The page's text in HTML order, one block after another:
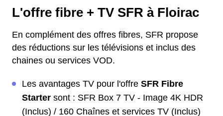
L'offre fibre + TV SFR à Floirac
En complément des offres fibres, SFR propose
des réductions sur les télévisions et inclus des
chaines ou services VOD.
Les avantages TV pour l'offre SFR Fibre
Starter sont : SFR Box 7 TV - Image 4K HDR
(Inclus) / 160 Chaînes et services TV (Inclus)